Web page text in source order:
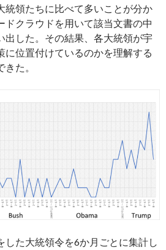
統領たちに比べて多いことが分か
ドクラウドを用いて該当文書の中
出した。その結果、各大統領が宇
に位置付けているのかを理解する
た。
した大統領令を6か月ごとに集計し